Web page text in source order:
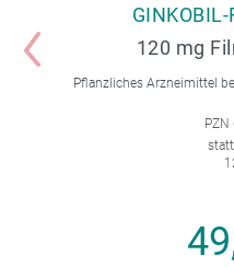
120 mg
PZN